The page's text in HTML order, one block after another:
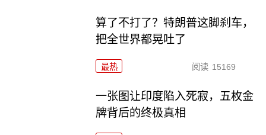
算了不打了？特朗普这脚刹车，
把全世界都晃吐了
最热 阅读 15169
一张图让印度陷入死寂，五枚金
牌背后的终极真相